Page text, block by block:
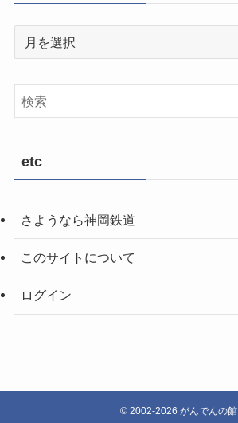
記
事
etc
さようなら神岡鉄道
このサイトについて
ログイン
©2002-2026 がんでんの館